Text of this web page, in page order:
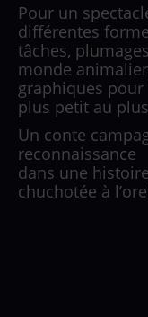
Pour un
différentes
tâches,
monde
graphiques pour
plus petit au
Un conte
reconnaissance
dans une
chuchotée à